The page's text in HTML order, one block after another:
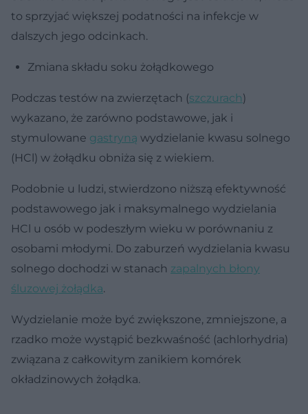
to sprzyjać większej podatności na infekcje w
dalszych jego odcinkach.
Zmiana składu soku żołądkowego
Podczas testów na zwierzętach (szczurach)
wykazano, że zarówno podstawowe, jak i
stymulowane gastryną wydzielanie kwasu solnego
(HCl) w żołądku obniża się z wiekiem.
Podobnie u ludzi, stwierdzono niższą efektywność
podstawowego jak i maksymalnego wydzielania
HCl u osób w podeszłym wieku w porównaniu z
osobami młodymi. Do zaburzeń wydzielania kwasu
solnego dochodzi w stanach zapalnych błony
śluzowej żołądka.
Wydzielanie może być zwiększone, zmniejszone, a
rzadko może wystąpić bezkwaśność (achlorhydria)
związana z całkowitym zanikiem komórek
okładzinowych żołądka.